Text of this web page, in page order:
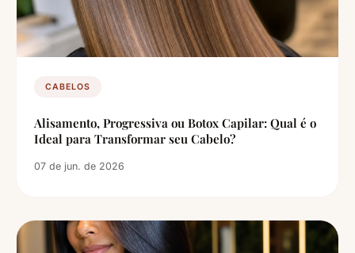
CABELOS
Alisamento, Progressiva ou Botox Capilar: Qual é o
Ideal para Transformar seu Cabelo?
07 de jun. de 2026